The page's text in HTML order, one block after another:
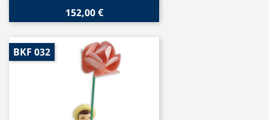
152,00 €
BKF 032